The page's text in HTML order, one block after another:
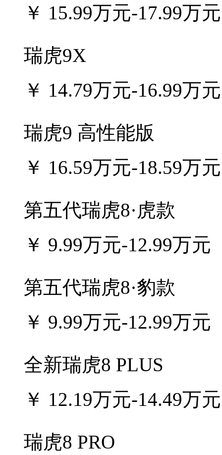
￥ 15.99万元-17.99万元
瑞虎9X
￥ 14.79万元-16.99万元
瑞虎9 高性能版
￥ 16.59万元-18.59万元
第五代瑞虎8·虎款
￥ 9.99万元-12.99万元
第五代瑞虎8·豹款
￥ 9.99万元-12.99万元
全新瑞虎8 PLUS
￥ 12.19万元-14.49万元
瑞虎8 PRO